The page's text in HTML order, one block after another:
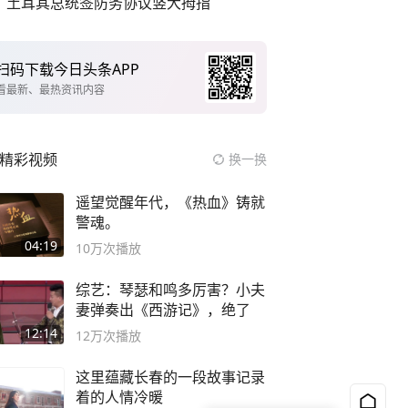
码下载今日头条APP
最新、最热资讯内容
精彩视频 换一换
04:19
遥望觉醒年代，《热血》铸就
警魂。
10万次播放
12:14
综艺：琴瑟和鸣多厉害？小夫
妻弹奏出《西游记》，绝了
12万次播放
这里蕴藏长春的一段故事记录
着的人情冷暖